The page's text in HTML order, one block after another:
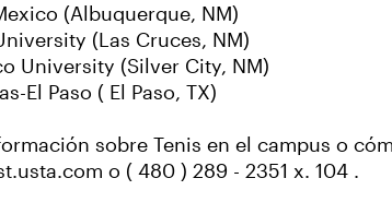
(Albuquerque, NM)
(Las Cruces, NM)
University (Silver City, NM)
El Paso ( El Paso, TX)
sobre Tenis en el campus o
o ( 480 ) 289 - 2351 x. 104 .